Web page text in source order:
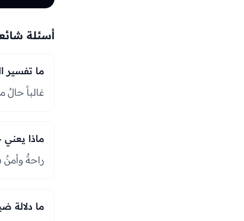
أسئلة
ما تفسير
غالباً حالٌ
ماذا
راحةٌ وأمنٌ
ما دلالة